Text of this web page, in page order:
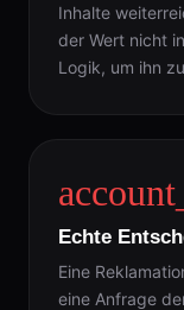
Inhalte
der Wert nicht
Logik, um ihn
Echte
Eine
eine Anfrage